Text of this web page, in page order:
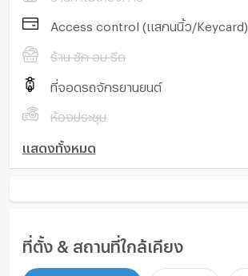
Access control (แสกนนิ้ว/Keycard)
ร้าน ซัก อบ รีด
ที่จอดรถจักรยานยนต์
ห้องประชุม
แสดงทั้งหมด
ที่ตั้ง & สถานที่ใกล้เคียง